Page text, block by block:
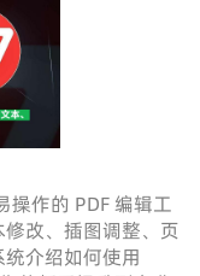
操作的 PDF 编辑工
改、插图调整、页
介绍如何使用